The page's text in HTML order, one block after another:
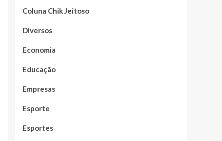
Coluna Chik Jeitoso
Diversos
Economia
Educação
Empresas
Esporte
Esportes